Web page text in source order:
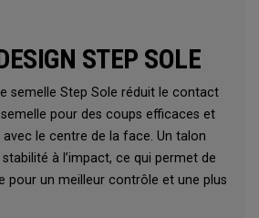
STEP SOLE
semelle Step Sole réduit le contact
pour des coups efficaces et
le centre de la face. Un talon
à l’impact, ce qui permet de
pour un meilleur contrôle et une plus